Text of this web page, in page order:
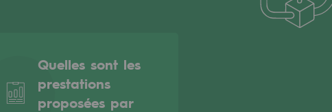
Quelles sont les
prestations
proposées par